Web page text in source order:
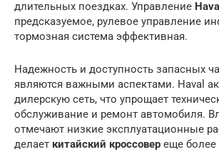
длительных поездках. Управление
предсказуемое, рулевое управление
тормозная система эффективная.
Надежность и доступность запасных
являются важными аспектами. Haval
дилерскую сеть, что упрощает
обслуживание и ремонт автомобиля.
отмечают низкие эксплуатационные
делает китайский кроссовер еще более